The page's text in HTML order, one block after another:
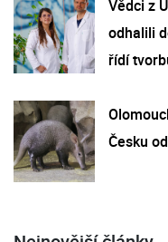
Vědci z
odhalili
řídí
Česku